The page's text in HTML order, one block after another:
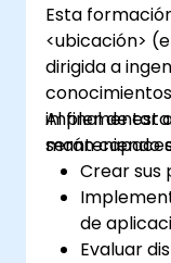
Esta
<ubicación>
dirigida a
implementar
manteniendo
Al final de
serán
Crear sus
de
Evaluar